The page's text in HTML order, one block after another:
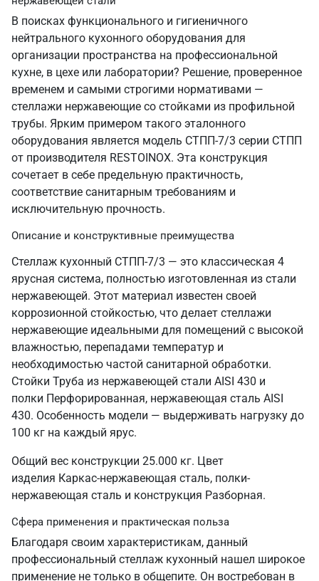
В поисках функционального и гигиеничного
нейтрального кухонного оборудования для
организации пространства на профессиональной
кухне, в цехе или лаборатории? Решение, проверенное
временем и самыми строгими нормативами —
стеллажи нержавеющие со стойками из профильной
трубы. Ярким примером такого эталонного
оборудования является модель СТПП-7/3 серии СТПП
от производителя RESTOINOX. Эта конструкция
сочетает в себе предельную практичность,
соответствие санитарным требованиям и
исключительную прочность.
Описание и конструктивные преимущества
Стеллаж кухонный СТПП-7/3 — это классическая 4
ярусная система, полностью изготовленная из стали
нержавеющей. Этот материал известен своей
коррозионной стойкостью, что делает стеллажи
нержавеющие идеальными для помещений с высокой
влажностью, перепадами температур и
необходимостью частой санитарной обработки.
Стойки Труба из нержавеющей стали AISI 430 и
полки Перфорированная, нержавеющая сталь AISI
430. Особенность модели — выдерживать нагрузку до
100 кг на каждый ярус.
Общий вес конструкции 25.000 кг. Цвет
изделия Каркас-нержавеющая сталь, полки-
нержавеющая сталь и конструкция Разборная.
Сфера применения и практическая польза
Благодаря своим характеристикам, данный
профессиональный стеллаж кухонный нашел широкое
применение не только в общепите. Он востребован в